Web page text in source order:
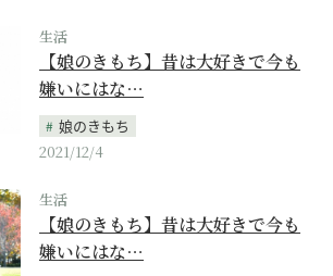
生活
【娘のきもち】昔は大好きで今も
嫌いにはな…
娘のきもち
2021/12/4
生活
【娘のきもち】昔は大好きで今も
嫌いにはな…